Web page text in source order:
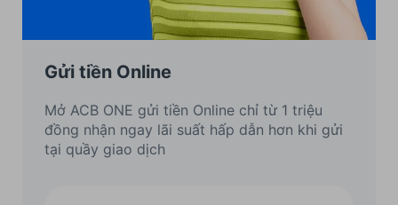
Gửi tiền Online
Mở ACB ONE gửi tiền Online chỉ từ 1 triệu
đồng nhận ngay lãi suất hấp dẫn hơn khi gửi
tại quầy giao dịch